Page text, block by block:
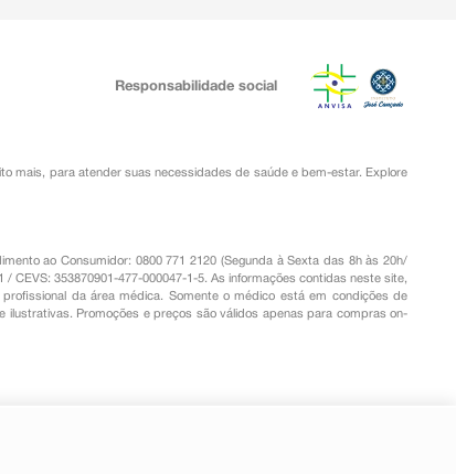
Responsabilidade social
mais, para atender suas necessidades de saúde e bem-estar. Explore
ao Consumidor: 0800 771 2120 (Segunda à Sexta das 8h às 20h/
CEVS: 353870901-477-000047-1-5. As informações contidas neste site,
da área médica. Somente o médico está em condições de
Promoções e preços são válidos apenas para compras on-